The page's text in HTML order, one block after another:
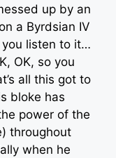
up by an
a Byrdsian IV
you listen to it…
OK, so you
all this got to
bloke has
power of the
throughout
when he